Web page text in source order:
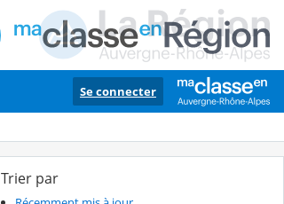
Se connecter
Trier par